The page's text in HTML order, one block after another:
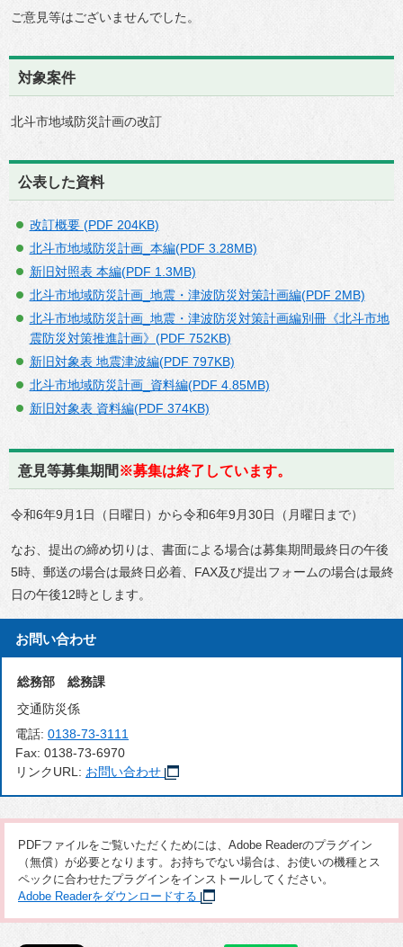
ご意見等はございませんでした。
対象案件
北斗市地域防災計画の改訂
公表した資料
改訂概要 (PDF 204KB)
北斗市地域防災計画_本編(PDF 3.28MB)
新旧対照表 本編(PDF 1.3MB)
北斗市地域防災計画_地震・津波防災対策計画編(PDF 2MB)
北斗市地域防災計画_地震・津波防災対策計画編別冊《北斗市地
震防災対策推進計画》(PDF 752KB)
新旧対象表 地震津波編(PDF 797KB)
北斗市地域防災計画_資料編(PDF 4.85MB)
新旧対象表 資料編(PDF 374KB)
意見等募集期間 ※募集は終了しています。
令和6年9月1日（日曜日）から令和6年9月30日（月曜日まで）
なお、提出の締め切りは、書面による場合は募集期間最終日の午後
5時、郵送の場合は最終日必着、FAX及び提出フォームの場合は最終
日の午後12時とします。
お問い合わせ
総務部 総務課
交通防災係
電話: 0138-73-3111
Fax: 0138-73-6970
リンクURL: お問い合わせ
PDFファイルをご覧いただくためには、Adobe Readerのプラグイン
（無償）が必要となります。お持ちでない場合は、お使いの機種とス
ペックに合わせたプラグインをインストールしてください。
Adobe Readerをダウンロードする